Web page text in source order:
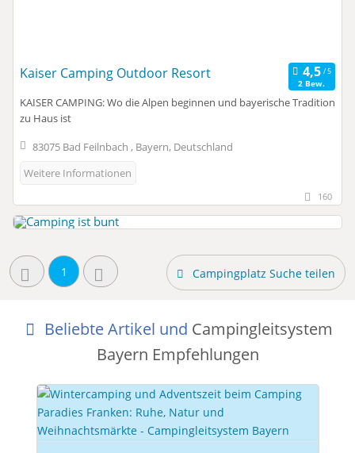
Kaiser Camping Outdoor Resort
2 Bew.
KAISER CAMPING: Wo die Alpen beginnen und bayerische Tradition
zu Haus ist
83075 Bad Feilnbach , Bayern, Deutschland
Weitere Informationen
160
1 Campingplatz Suche teilen
Beliebte Artikel und Campingleitsystem
Bayern Empfehlungen